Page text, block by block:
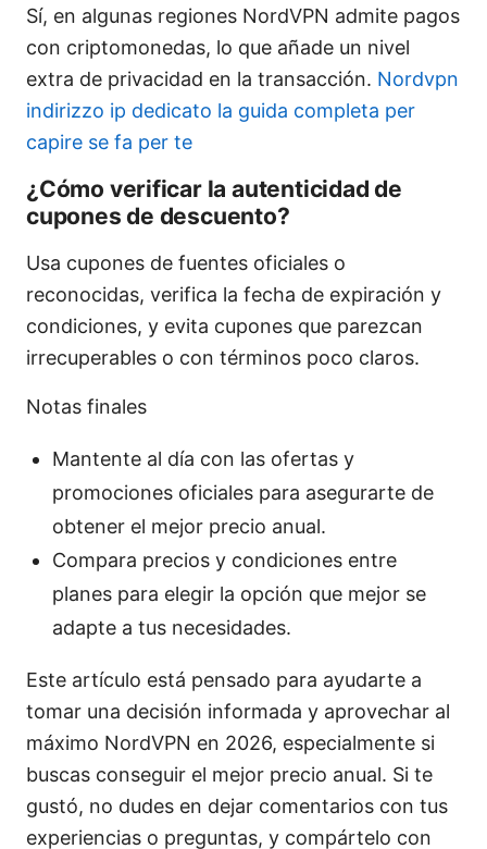
Sí, en algunas regiones NordVPN admite pagos
con criptomonedas, lo que añade un nivel
extra de privacidad en la transacción. Nordvpn
indirizzo ip dedicato la guida completa per
capire se fa per te
¿Cómo verificar la autenticidad de
cupones de descuento?
Usa cupones de fuentes oficiales o
reconocidas, verifica la fecha de expiración y
condiciones, y evita cupones que parezcan
irrecuperables o con términos poco claros.
Notas finales
Mantente al día con las ofertas y
promociones oficiales para asegurarte de
obtener el mejor precio anual.
Compara precios y condiciones entre
planes para elegir la opción que mejor se
adapte a tus necesidades.
Este artículo está pensado para ayudarte a
tomar una decisión informada y aprovechar al
máximo NordVPN en 2026, especialmente si
buscas conseguir el mejor precio anual. Si te
gustó, no dudes en dejar comentarios con tus
experiencias o preguntas, y compártelo con